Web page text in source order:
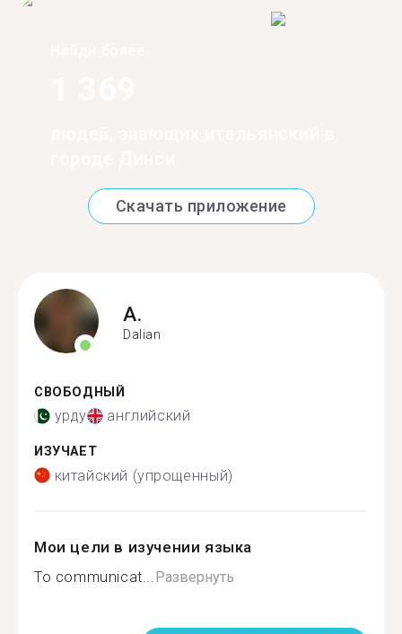
Скачать приложение
A.
Dalian
СВОБОДНЫЙ
урду английский
ИЗУЧАЕТ
китайский (упрощенный)
Мои цели в изучении языка
To communicat... Развернуть